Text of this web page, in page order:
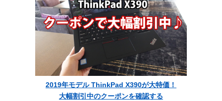
2019年モデル ThinkPad X390が大特価！
大幅割引中のクーポンを確認する